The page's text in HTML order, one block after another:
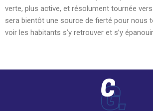
verte, plus active, et résolument tournée vers
sera bientôt une source de fierté pour nous
voir les habitants s’y retrouver et s’y